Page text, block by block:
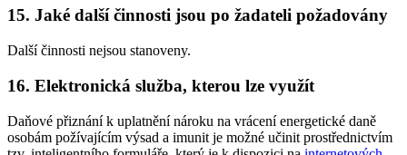
15. Jaké další činnosti jsou po žadateli požadovány
Další činnosti nejsou stanoveny.
16. Elektronická služba, kterou lze využít
Daňové přiznání k uplatnění nároku na vrácení energetické daně
osobám požívajícím výsad a imunit je možné učinit prostřednictvím